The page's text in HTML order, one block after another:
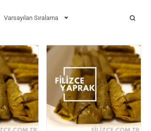
Varsayılan Sıralama